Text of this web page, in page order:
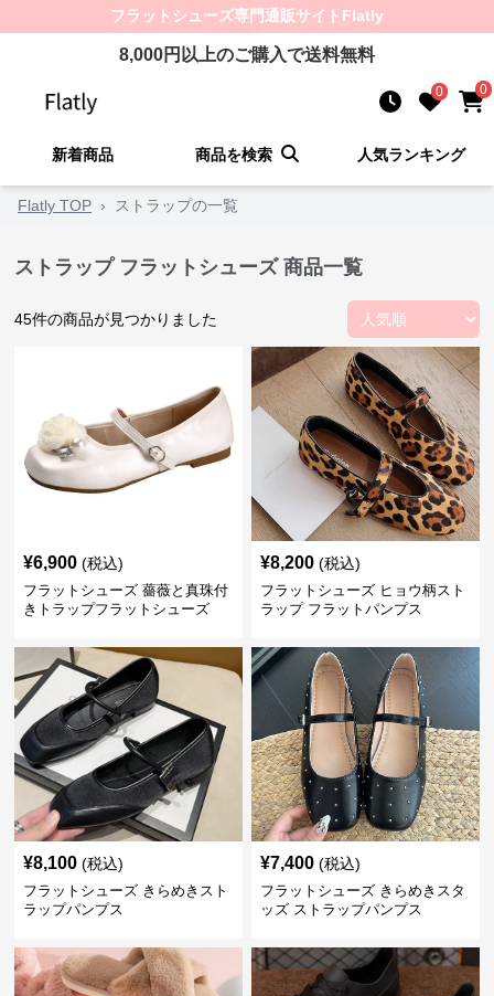
フラットシューズ専門通販サイト Flatly
8,000円以上のご購入で送料無料
0 0
新着商品 商品を検索 人気ランキング
Flatly TOP › ストラップの一覧
ストラップ フラットシューズ 商品一覧
45件の商品が見つかりました
¥6,900 (税込)
フラットシューズ 薔薇と真珠付
きトラップフラットシューズ
¥8,200 (税込)
フラットシューズ ヒョウ柄スト
ラップ フラットパンプス
¥8,100 (税込)
フラットシューズ きらめきスト
ラップパンプス
¥7,400 (税込)
フラットシューズ きらめきスタ
ッズ ストラップパンプス